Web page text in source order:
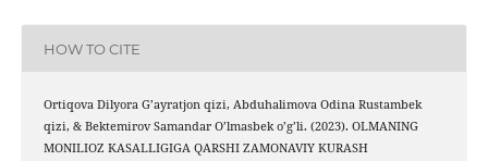
HOW TO CITE
Ortiqova Dilyora G’ayratjon qizi, Abduhalimova Odina Rustambek
qizi, & Bektemirov Samandar O’lmasbek o’g’li. (2023). OLMANING
MONILIOZ KASALLIGIGA QARSHI ZAMONAVIY KURASH